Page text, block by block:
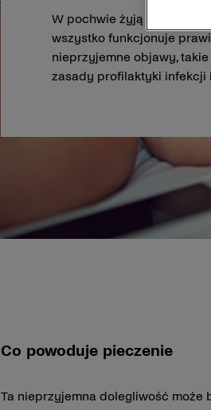
W pochwie żyją obok
wszystko funkcjonuje
nieprzyjemne objawy,
zasady profilaktyki infekcji
Co powoduje pieczenie
Ta nieprzyjemna dolegliwość